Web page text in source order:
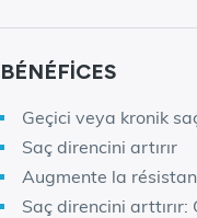
BÉNÉFICES
Geçici veya kronik
Saç direncini artırır
Augmente la
Saç direncini